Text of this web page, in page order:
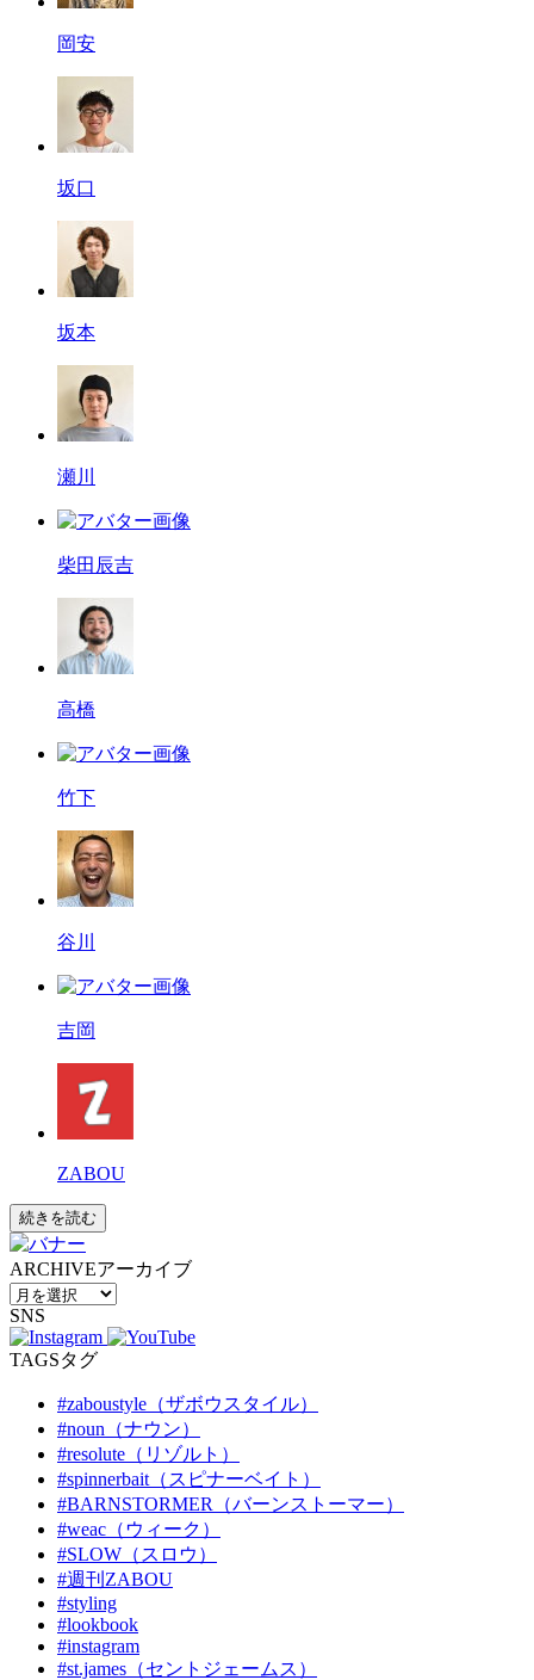
岡安
坂口
坂本
瀬川
柴田辰吉
高橋
竹下
谷川
吉岡
ZABOU
続きを読む
ARCHIVEアーカイブ
SNS
TAGSタグ
#zaboustyle（ザボウスタイル）
#noun（ナウン）
#resolute（リゾルト）
#spinnerbait（スピナーベイト）
#BARNSTORMER（バーンストーマー）
#weac（ウィーク）
#SLOW（スロウ）
#週刊ZABOU
#styling
#lookbook
#instagram
#st.james（セントジェームス）